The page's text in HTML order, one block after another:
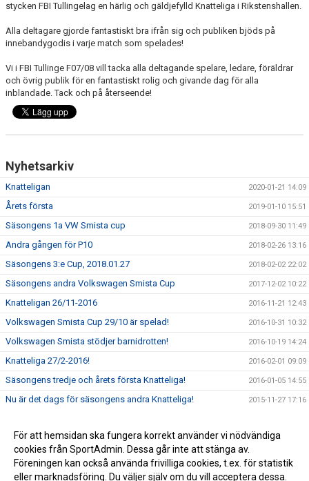
stycken FBI Tullingelag en härlig och gäldjefylld Knatteliga i Rikstenshallen.
Alla deltagare gjorde fantastiskt bra ifrån sig och publiken bjöds på
innebandygodis i varje match som spelades!
Vi i FBI Tullinge F07/08 vill tacka alla deltagande spelare, ledare, föräldrar
och övrig publik för en fantastiskt rolig och givande dag för alla
inblandade. Tack och på återseende!
Nyhetsarkiv
Knatteligan 2020-01-21 14:09
Årets första 2019-01-10 15:51
Säsongens 1a VW Smista cup 2018-09-30 11:49
Andra gången för P10 2018-02-26 13:16
Säsongens 3:e Cup, 2018.01.27 2018-02-02 22:02
Säsongens andra Volkswagen Smista Cup 2017-12-02 10:22
Knatteligan 26/11-2016 2016-11-21 12:43
Volkswagen Smista Cup 29/10 är spelad! 2016-10-31 10:32
Volkswagen Smista stödjer barnidrotten! 2016-10-19 14:24
Knatteliga 27/2-2016! 2016-02-01 09:09
Säsongens tredje och årets första Knatteliga! 2016-01-05 14:55
Nu är det dags för säsongens andra Knatteliga! 2015-11-27 17:16
För att hemsidan ska fungera korrekt använder vi nödvändiga
cookies från SportAdmin. Dessa går inte att stänga av.
Föreningen kan också använda frivilliga cookies, t.ex. för statistik
eller marknadsföring. Du väljer själv om du vill acceptera dessa.